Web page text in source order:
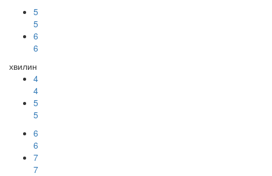
5
5
6
6
хвилин
4
4
5
5
6
6
7
7